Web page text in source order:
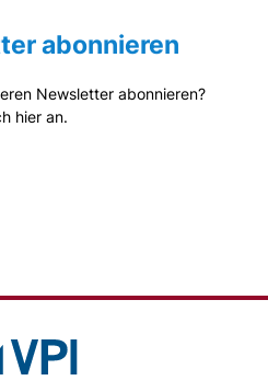
abonnieren
Newsletter abonnieren?
hier an.